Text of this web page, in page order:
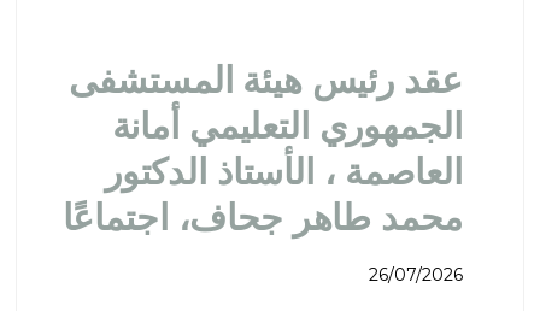
عقد رئيس هيئة المستشفى
الجمهوري التعليمي أمانة
العاصمة ، الأستاذ الدكتور
محمد طاهر جحاف، اجتماعًا
26/07/2026